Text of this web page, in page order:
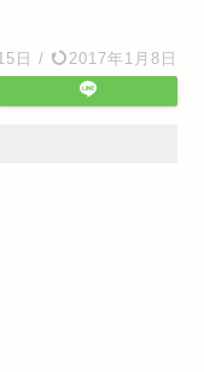
日 / 2017年1月8日